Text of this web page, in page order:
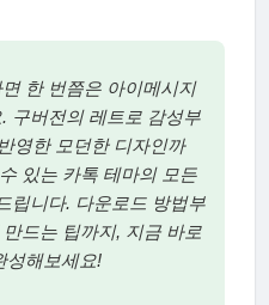
한 번쯤은 아이메시지
구버전의 레트로 감성부
영한 모던한 디자인까
있는 카톡 테마의 모든
립니다. 다운로드 방법부
드는 팁까지, 지금 바로
성해보세요!